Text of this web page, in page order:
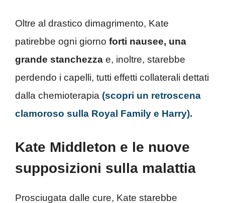
Oltre al drastico dimagrimento, Kate
patirebbe ogni giorno forti nausee, una
grande stanchezza e, inoltre, starebbe
perdendo i capelli, tutti effetti collaterali dettati
dalla chemioterapia (scopri un retroscena
clamoroso sulla Royal Family e Harry).
Kate Middleton e le nuove
supposizioni sulla malattia
Prosciugata dalle cure, Kate starebbe